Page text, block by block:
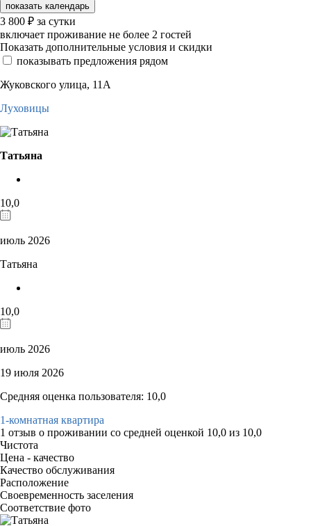
показать календарь
3 800 ₽ за сутки
включает проживание не более 2 гостей
Показать дополнительные условия и скидки
показывать предложения рядом
Жуковского улица, 11А
Луховицы
Татьяна
10,0
июль 2026
Татьяна
10,0
июль 2026
19 июля 2026
Средняя оценка пользователя: 10,0
1-комнатная квартира
1 отзыв о проживании со средней оценкой 10,0 из 10,0
Чистота
Цена - качество
Качество обслуживания
Расположение
Своевременность заселения
Соответствие фото